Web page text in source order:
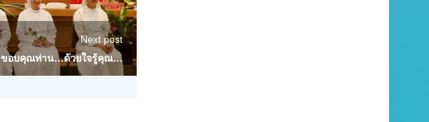
Next post
ขอบคุณท่าน…ด้วยใจรู้คุณ…